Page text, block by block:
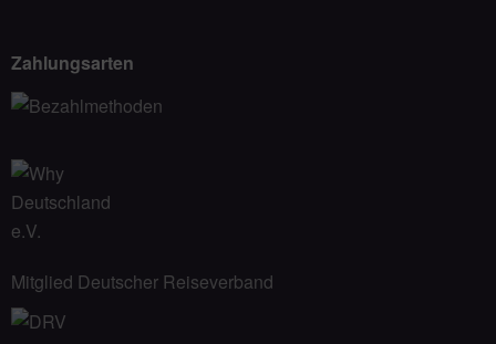
Zahlungsarten
Mitglied Deutscher Reiseverband